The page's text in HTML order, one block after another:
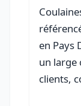
en Pays
un large
clients,